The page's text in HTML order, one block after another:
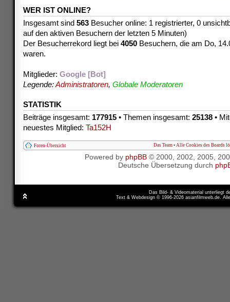
WER IST ONLINE?
Insgesamt sind 563 Besucher online: 1 registrierter, 0
auf den aktiven Besuchern der letzten 5 Minuten)
Der Besucherrekord liegt bei 4050 Besuchern, die am Do,
waren.
Mitglieder: Google [Bot]
Legende:Administratoren, Globale Moderatoren
STATISTIK
Beiträge insgesamt: 177915 • Themen insgesamt: 25138 •
neuestes Mitglied: Ta152H
Foren-Übersicht Das Team • Alle Cookies des Boards
Powered by phpBB© 2000, 2002, 2005,
Deutsche Übersetzung durch
Das Bild- & Videomaterial unterliegt
Text & Webdesign © 1996-2026 asianfilmweb.de.